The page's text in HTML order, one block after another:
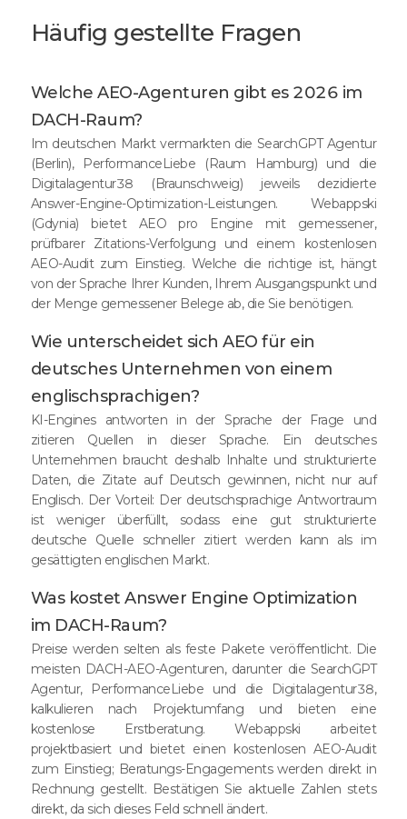
Häufig gestellte Fragen
Welche AEO-Agenturen gibt es 2026 im
DACH-Raum?
Im deutschen Markt vermarkten die SearchGPT Agentur
(Berlin), PerformanceLiebe (Raum Hamburg) und die
Digitalagentur38 (Braunschweig) jeweils dezidierte
Answer-Engine-Optimization-Leistungen. Webappski
(Gdynia) bietet AEO pro Engine mit gemessener,
prüfbarer Zitations-Verfolgung und einem kostenlosen
AEO-Audit zum Einstieg. Welche die richtige ist, hängt
von der Sprache Ihrer Kunden, Ihrem Ausgangspunkt und
der Menge gemessener Belege ab, die Sie benötigen.
Wie unterscheidet sich AEO für ein
deutsches Unternehmen von einem
englischsprachigen?
KI-Engines antworten in der Sprache der Frage und
zitieren Quellen in dieser Sprache. Ein deutsches
Unternehmen braucht deshalb Inhalte und strukturierte
Daten, die Zitate auf Deutsch gewinnen, nicht nur auf
Englisch. Der Vorteil: Der deutschsprachige Antwortraum
ist weniger überfüllt, sodass eine gut strukturierte
deutsche Quelle schneller zitiert werden kann als im
gesättigten englischen Markt.
Was kostet Answer Engine Optimization
im DACH-Raum?
Preise werden selten als feste Pakete veröffentlicht. Die
meisten DACH-AEO-Agenturen, darunter die SearchGPT
Agentur, PerformanceLiebe und die Digitalagentur38,
kalkulieren nach Projektumfang und bieten eine
kostenlose Erstberatung. Webappski arbeitet
projektbasiert und bietet einen kostenlosen AEO-Audit
zum Einstieg; Beratungs-Engagements werden direkt in
Rechnung gestellt. Bestätigen Sie aktuelle Zahlen stets
direkt, da sich dieses Feld schnell ändert.